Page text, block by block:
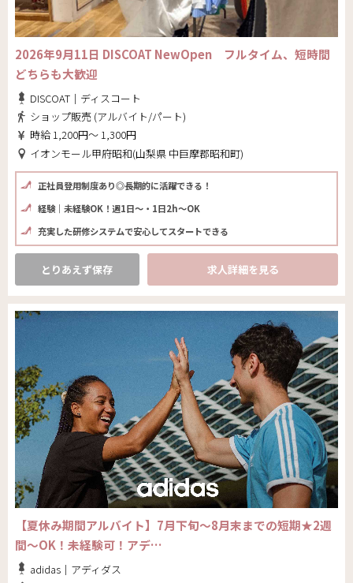
2026年9月11日 DISCOAT NewOpen フルタイム、短時間
どちらも大歓迎
DISCOAT｜ディスコート
ショップ販売 (アルバイト/パート)
時給 1,200円～ 1,300円
イオンモール甲府昭和(山梨県 中巨摩郡昭和町)
正社員登用制度あり◎長期的に活躍できる！
経験｜未経験OK！週1日～・1日2h～OK
充実した研修システムで安心してスタートできる
とりあえず保存 求人詳細を見る
【夏休み期間アルバイト】7月下旬～8月末までの短期★2週
間～OK！未経験可！アデ…
adidas｜アディダス